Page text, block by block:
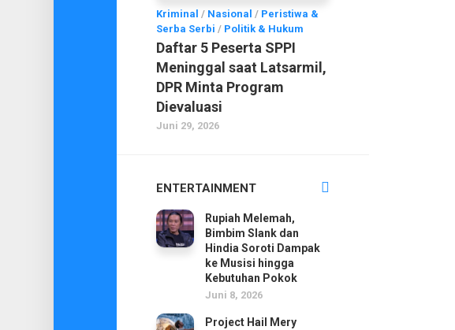
Kriminal / Nasional / Peristiwa &
Serba Serbi / Politik & Hukum
Daftar 5 Peserta SPPI
Meninggal saat Latsarmil,
DPR Minta Program
Dievaluasi
Juni 29, 2026
ENTERTAINMENT
Rupiah Melemah,
Bimbim Slank dan
Hindia Soroti Dampak
ke Musisi hingga
Kebutuhan Pokok
Juni 8, 2026
Project Hail Mery